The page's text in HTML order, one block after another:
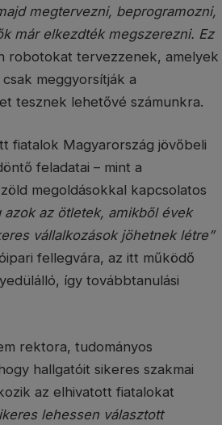
megtervezni, beprogramozni,
már elkezdték megszerezni. Ez
robotokat tervezzenek, amelyek
meggyorsítják a
tesznek lehetővé számunkra.
fiatalok Magyarország jövőbeli
feladatai – mint a
megoldásokkal kapcsolatos
azok az ötletek, amikből évek
vállalkozások jöhetnek létre”
fellegvára, az itt működő
így továbbtanulási
rektora, tudományos
hallgatóit sikeres szakmai
az elhivatott fiatalokat
lehessen választott